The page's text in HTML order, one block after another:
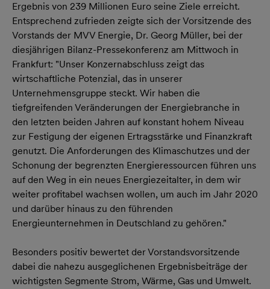
Ergebnis von 239 Millionen Euro seine Ziele erreicht.
Entsprechend zufrieden zeigte sich der Vorsitzende des
Vorstands der MVV Energie, Dr. Georg Müller, bei der
diesjährigen Bilanz-Pressekonferenz am Mittwoch in
Frankfurt: "Unser Konzernabschluss zeigt das
wirtschaftliche Potenzial, das in unserer
Unternehmensgruppe steckt. Wir haben die
tiefgreifenden Veränderungen der Energiebranche in
den letzten beiden Jahren auf konstant hohem Niveau
zur Festigung der eigenen Ertragsstärke und Finanzkraft
genutzt. Die Anforderungen des Klimaschutzes und der
Schonung der begrenzten Energieressourcen führen uns
auf den Weg in ein neues Energiezeitalter, in dem wir
weiter profitabel wachsen wollen, um auch im Jahr 2020
und darüber hinaus zu den führenden
Energieunternehmen in Deutschland zu gehören."
Besonders positiv bewertet der Vorstandsvorsitzende
dabei die nahezu ausgeglichenen Ergebnisbeiträge der
wichtigsten Segmente Strom, Wärme, Gas und Umwelt.